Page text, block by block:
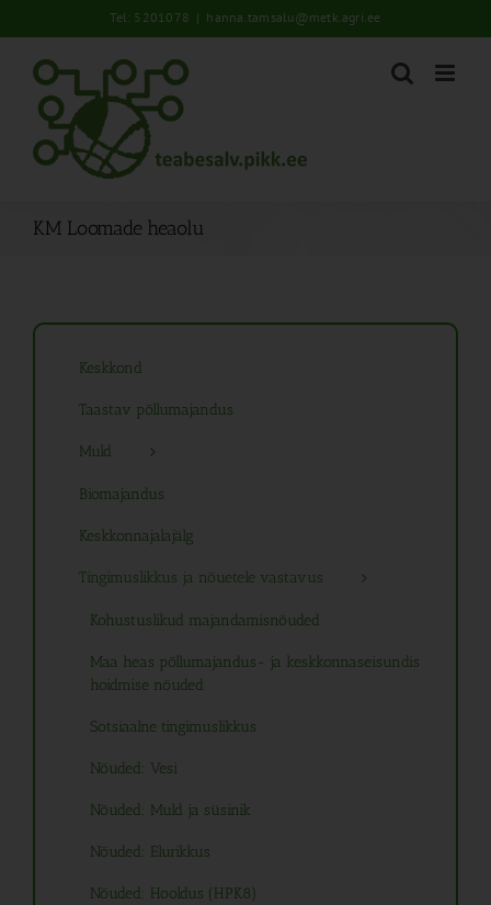
to
content
Tel: 5201078 | hanna.tamsalu@metk.agri.ee
KM Loomade heaolu
Keskkond
Taastav põllumajandus
Muld
Biomajandus
Keskkonnajalajälg
Tingimuslikkus ja nõuetele vastavus
Kohustuslikud majandamisnõuded
Maa heas põllumajandus- ja keskkonnaseisundis
hoidmise nõuded
Sotsiaalne tingimuslikkus
Nõuded: Vesi
Nõuded: Muld ja süsinik
Nõuded: Elurikkus
Nõuded: Hooldus (HPK8)